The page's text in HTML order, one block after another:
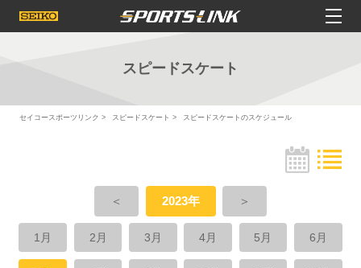
スピードスケート
セイコースポーツリンク スピードスケート スピードスケートのスケジュール
＜ 2023年 ＞
1月 2月 3月 4月 5月 6月